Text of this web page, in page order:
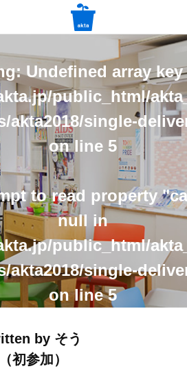
: Undefined array key
public_html/
akta2018/single-
on line 5
to read property
null in
public_html/
akta2018/single-
on line5
by そう
（初参加）